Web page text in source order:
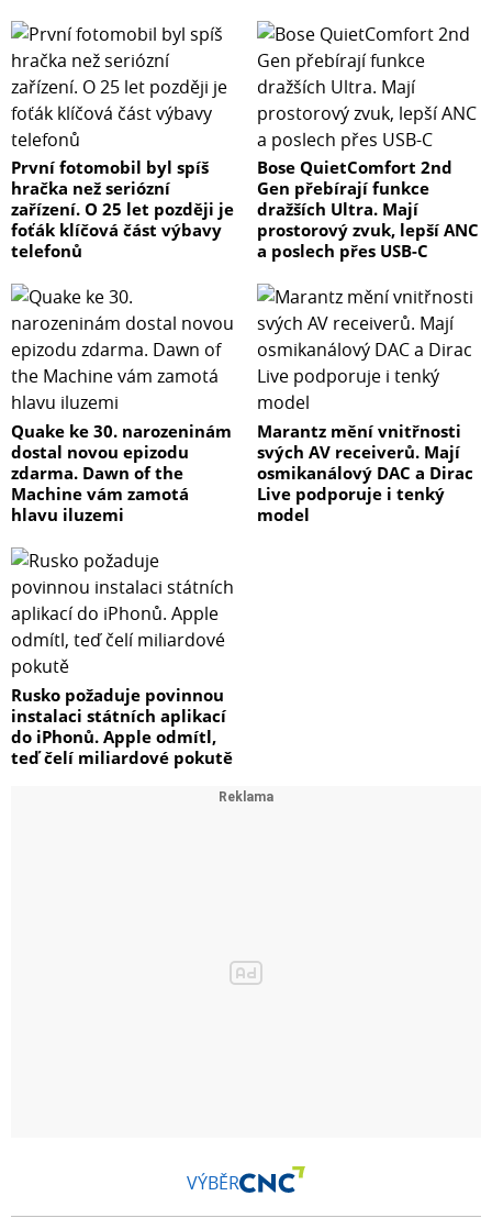
První fotomobil byl spíš
hračka než seriózní
zařízení. O 25 let později je
foťák klíčová část výbavy
telefonů
Bose QuietComfort 2nd
Gen přebírají funkce
dražších Ultra. Mají
prostorový zvuk, lepší ANC
a poslech přes USB-C
Quake ke 30. narozeninám
dostal novou epizodu
zdarma. Dawn of the
Machine vám zamotá
hlavu iluzemi
Marantz mění vnitřnosti
svých AV receiverů. Mají
osmikanálový DAC a Dirac
Live podporuje i tenký
model
Rusko požaduje povinnou
instalaci státních aplikací
do iPhonů. Apple odmítl,
teď čelí miliardové pokutě
VÝBĚR